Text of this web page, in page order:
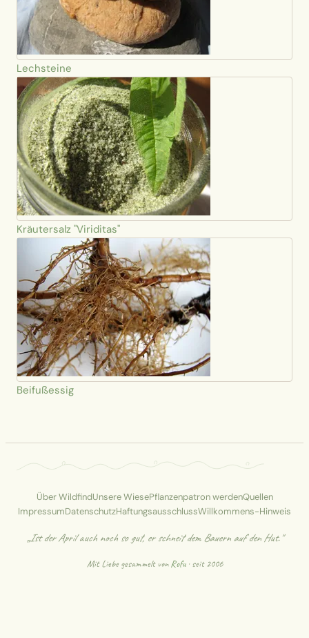
Lechsteine
Kräutersalz "Viriditas"
Beifußessig
Über WildfindUnsere WiesePflanzenpatron werdenQuellen
ImpressumDatenschutzHaftungsausschlussWillkommens-Hinweis
„Ist der April auch noch so gut, er schneit dem Bauern auf den Hut."
Mit Liebe gesammelt vonRofu· seit 2006